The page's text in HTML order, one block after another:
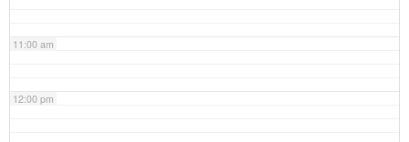
11:00 am
12:00 pm